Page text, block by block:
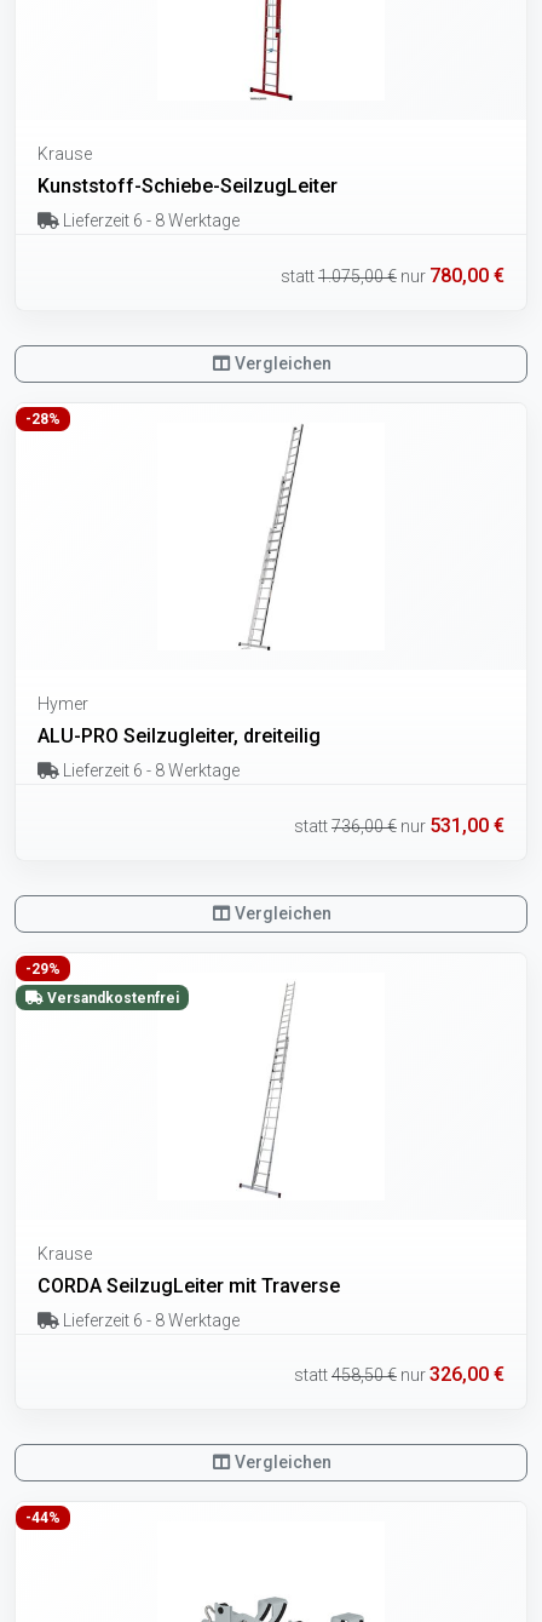
Krause
Kunststoff-Schiebe-SeilzugLeiter
Lieferzeit 6 - 8 Werktage
statt1.075,00 € nur 780,00 €
Vergleichen
-28%
Hymer
ALU-PRO Seilzugleiter, dreiteilig
Lieferzeit 6 - 8 Werktage
statt736,00 € nur 531,00 €
Vergleichen
-29%
Versandkostenfrei
Krause
CORDA SeilzugLeiter mit Traverse
Lieferzeit 6 - 8 Werktage
statt458,50 € nur326,00 €
Vergleichen
-44%